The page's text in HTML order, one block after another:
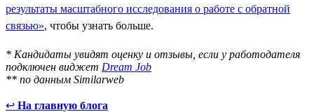
результаты масштабного исследования о работе с обратной
связью», чтобы узнать больше.
* Кандидаты увидят оценку и отзывы, если у работодателя
подключен виджет Dream Job
** по данным Similarweb
↩ На главную блога